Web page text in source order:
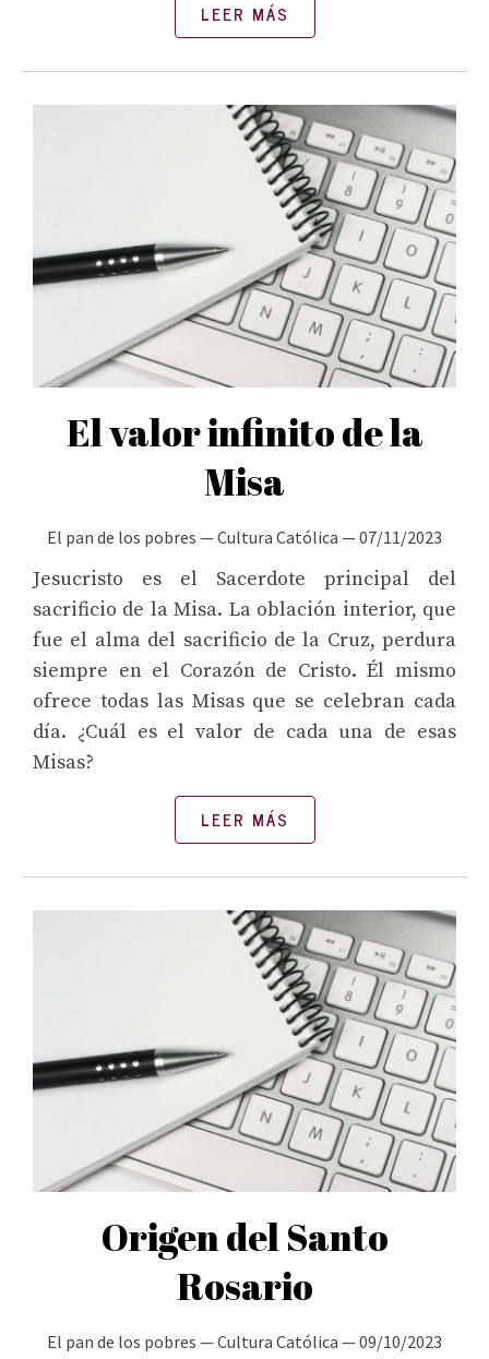
LEER MÁS
El valor infinito de la
Misa
El pan de los pobres —Cultura Católica —07/11/2023
Jesucristo es el Sacerdote principal del
sacrificio de la Misa. La oblación interior, que
fue el alma del sacrificio de la Cruz, perdura
siempre en el Corazón de Cristo. Él mismo
ofrece todas las Misas que se celebran cada
día. ¿Cuál es el valor de cada una de esas
Misas?
LEER MÁS
Origen del Santo
Rosario
El pan de los pobres —Cultura Católica —09/10/2023